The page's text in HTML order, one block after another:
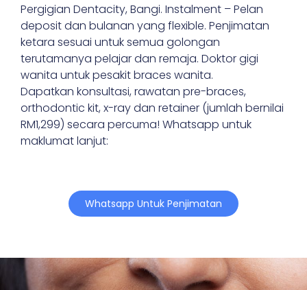
Pergigian Dentacity, Bangi. Instalment – Pelan
deposit dan bulanan yang flexible. Penjimatan
ketara sesuai untuk semua golongan
terutamanya pelajar dan remaja. Doktor gigi
wanita untuk pesakit braces wanita.
Dapatkan konsultasi, rawatan pre-braces,
orthodontic kit, x-ray dan retainer (jumlah bernilai
RM1,299) secara percuma! Whatsapp untuk
maklumat lanjut:
Whatsapp Untuk Penjimatan